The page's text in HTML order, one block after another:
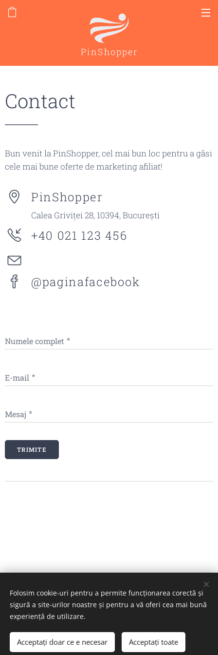
PinShopper
Contact
Bun venit la PinShopper, cel mai bun loc pentru a găsi
cele mai bune oferte de marketing afiliat!
PinShopper
Calea Griviței 28, 10394, București
+40 021 123 456
@paginafacebook
Numele complet
E-mail
Mesaj
TRIMITE
Imagini furnizate dePexels
Creat cuWebnode Cookie-uri
Creați un site gratuit! Începeți
Folosim cookie-uri pentru a permite funcționarea corectă și
sigură a site-urilor noastre și pentru a vă oferi cea mai bună
experiență de utilizare.
Acceptați doar ce e necesar Acceptați toate